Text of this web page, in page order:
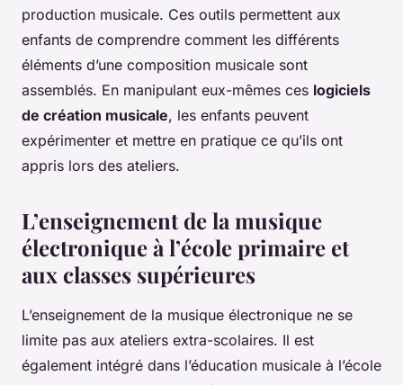
production musicale. Ces outils permettent aux
enfants de comprendre comment les différents
éléments d’une composition musicale sont
assemblés. En manipulant eux-mêmes ces logiciels
de création musicale, les enfants peuvent
expérimenter et mettre en pratique ce qu’ils ont
appris lors des ateliers.
L’enseignement de la musique
électronique à l’école primaire et
aux classes supérieures
L’enseignement de la musique électronique ne se
limite pas aux ateliers extra-scolaires. Il est
également intégré dans l’éducation musicale à l’école